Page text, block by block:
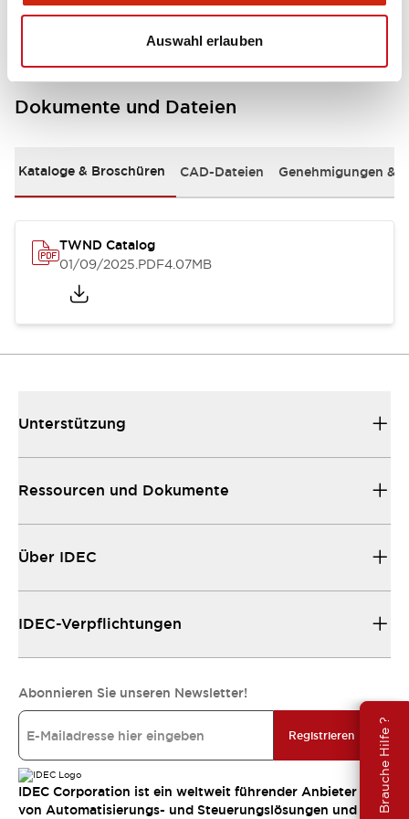
Auswahl erlauben
Brauche Hilfe ?
Dokumente und Dateien
Kataloge & Broschüren CAD-Dateien Genehmigungen &
TWND Catalog
01/09/2025.PDF4.07MB
Unterstützung
Ressourcen und Dokumente
Über IDEC
IDEC-Verpflichtungen
Abonnieren Sie unseren Newsletter!
Registrieren
IDEC Corporation ist ein weltweit führender Anbieter
von Automatisierungs- und Steuerungslösungen und